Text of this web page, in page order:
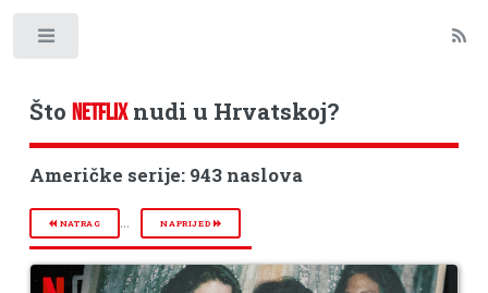
Što NETFLIXnudi u Hrvatskoj?
Američke serije: 943 naslova
NATRAG ... NAPRIJED